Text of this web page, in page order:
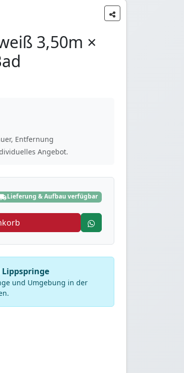
3,50m ×
Entfernung
Angebot.
Lieferung & Aufbau verfügbar
und Umgebung in der